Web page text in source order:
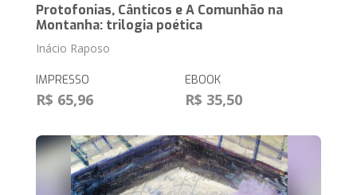
Protofonias, Cânticos e A Comunhão na
Montanha: trilogia poética
Inácio Raposo
IMPRESSO
R$ 65,96
EBOOK
R$ 35,50